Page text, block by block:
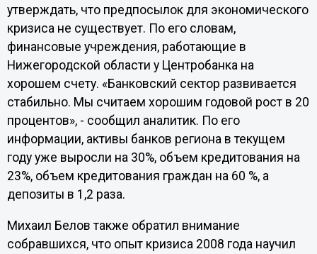
утверждать, что предпосылок для экономического
кризиса не существует. По его словам,
финансовые учреждения, работающие в
Нижегородской области у Центробанка на
хорошем счету. «Банковский сектор развивается
стабильно. Мы считаем хорошим годовой рост в 20
процентов», - сообщил аналитик. По его
информации, активы банков региона в текущем
году уже выросли на 30%, объем кредитования на
23%, объем кредитования граждан на 60 %, а
депозиты в 1,2 раза.
Михаил Белов также обратил внимание
собравшихся, что опыт кризиса 2008 года научил